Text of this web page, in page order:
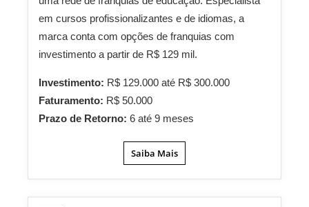
em cursos profissionalizantes e de idiomas, a
marca conta com opções de franquias com
investimento a partir de R$ 129 mil.
Investimento: R$ 129.000 até R$ 300.000
Faturamento: R$ 50.000
Prazo de Retorno: 6 até 9 meses
Saiba Mais